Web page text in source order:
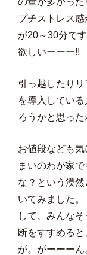
プチストレス
が20～30分で
欲しいーーー!!
引っ越したりリ
を導入してい
ろうかと思った
お値段なども
まいのわが家
な？という漠然
いてみました。
して、みんな
断をすすめる
が。がーーーん